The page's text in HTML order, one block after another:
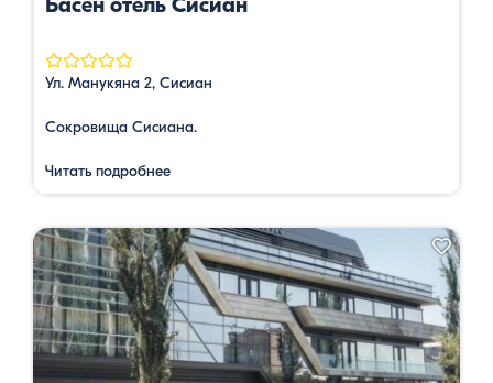
Ул. Манукяна 2, Сисиан
Сокровища Сисиана.
Читать подробнее